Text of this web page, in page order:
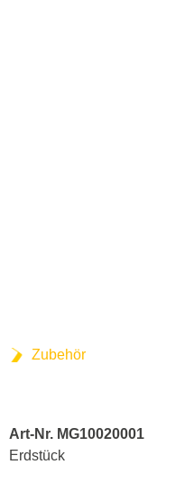
Zubehör
Art-Nr. MG10020001
Erdstück